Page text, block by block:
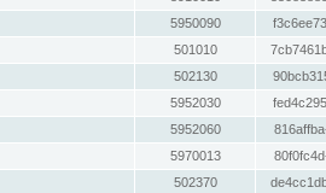
5950090
501010
502130
5952030
5952060
5970013
502370